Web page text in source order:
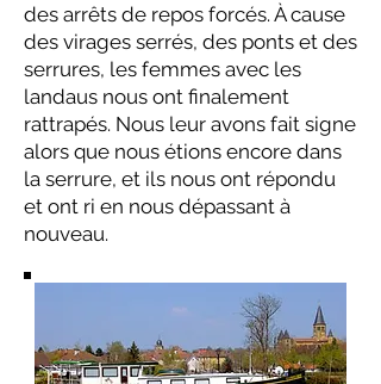
des arrêts de repos forcés. À cause
des virages serrés, des ponts et des
serrures, les femmes avec les
landaus nous ont finalement
rattrapés. Nous leur avons fait signe
alors que nous étions encore dans
la serrure, et ils nous ont répondu
et ont ri en nous dépassant à
nouveau.